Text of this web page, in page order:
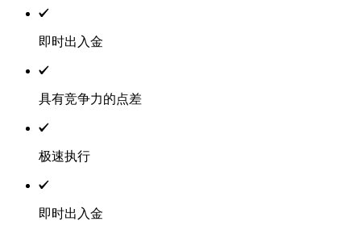
即时出入金
具有竞争力的点差
极速执行
即时出入金